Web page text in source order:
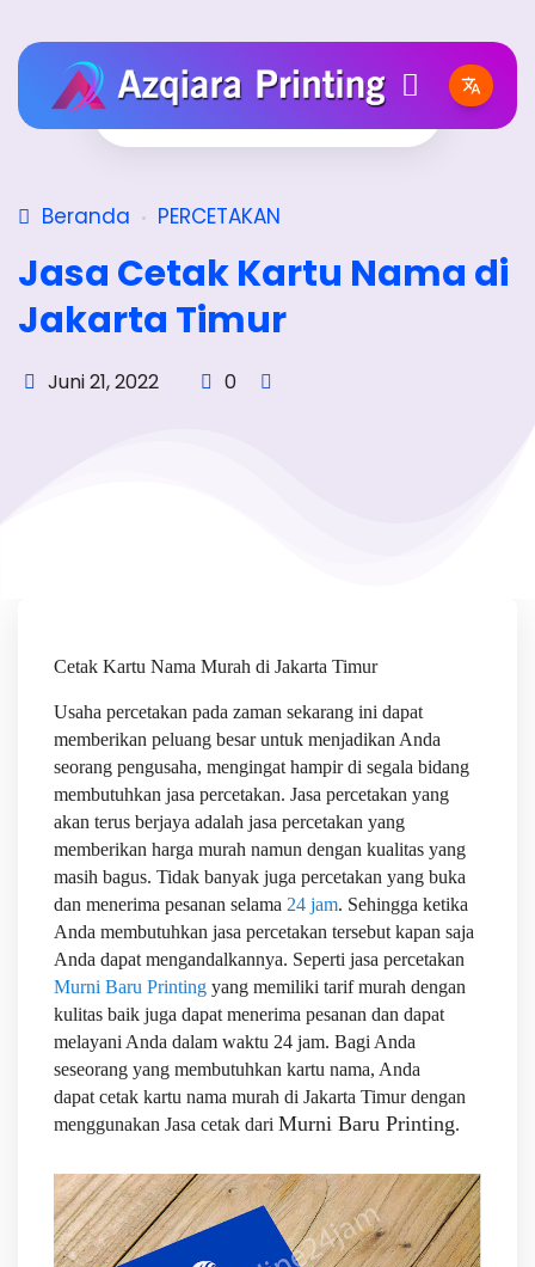
Beranda PERCETAKAN
Jasa Cetak Kartu Nama di
Jakarta Timur
Juni 21, 2022 0
Cetak Kartu Nama Murah di Jakarta Timur
Usaha percetakan pada zaman sekarang ini dapat
memberikan peluang besar untuk menjadikan Anda
seorang pengusaha, mengingat hampir di segala bidang
membutuhkan jasa percetakan. Jasa percetakan yang
akan terus berjaya adalah jasa percetakan yang
memberikan harga murah namun dengan kualitas yang
masih bagus. Tidak banyak juga percetakan yang buka
dan menerima pesanan selama 24 jam. Sehingga ketika
Anda membutuhkan jasa percetakan tersebut kapan saja
Anda dapat mengandalkannya. Seperti jasa percetakan
Murni Baru Printing yang memiliki tarif murah dengan
kulitas baik juga dapat menerima pesanan dan dapat
melayani Anda dalam waktu 24 jam. Bagi Anda
seseorang yang membutuhkan kartu nama, Anda
dapat cetak kartu nama murah di Jakarta Timur dengan
menggunakan Jasa cetak dari Murni Baru Printing.